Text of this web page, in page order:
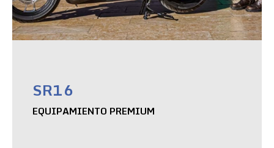
SR16
EQUIPAMIENTO PREMIUM